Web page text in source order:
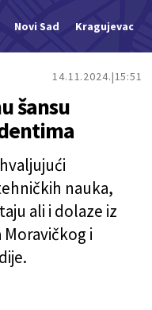
Novi Sad Kragujevac
14.11.2024. 15:51
šansu
nauka,
ali i dolaze iz
i